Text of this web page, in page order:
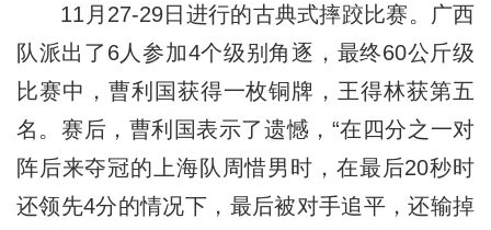
11月27-29日进行的古典式摔跤比赛。广西
队派出了6人参加4个级别角逐，最终60公斤级
比赛中，曹利国获得一枚铜牌，王得林获第五
名。赛后，曹利国表示了遗憾，“在四分之一对
阵后来夺冠的上海队周惜男时，在最后20秒时
还领先4分的情况下，最后被对手追平，还输掉